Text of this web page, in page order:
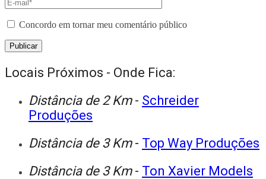
Concordo em tornar meu comentário público
Locais Próximos - Onde Fica:
Distância de 2 Km - Schreider
Produções
Distância de 3 Km - Top Way Produções
Distância de 3 Km - Ton Xavier Models